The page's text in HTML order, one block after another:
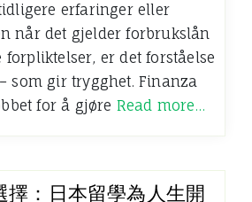
erfaringer eller
når det gjelder forbrukslån
forpliktelser, er det forståelse
som gir trygghet. Finanza
for å gjøre Read more…
擇：日本留學為人生開